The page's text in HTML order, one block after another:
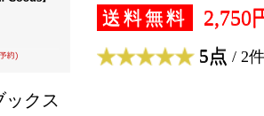
送料無料 2,750
5点 / 2件
ックス